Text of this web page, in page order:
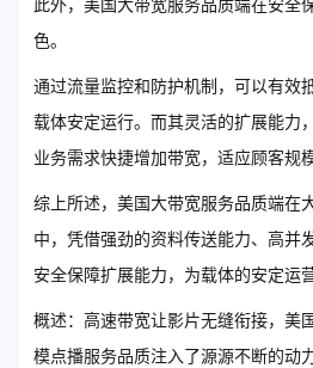
此外，美国大带宽服务品质端在安全
色。
通过流量监控和防护机制，可以有效
载体安定运行。而其灵活的扩展能力
业务需求快捷增加带宽，适应顾客规
综上所述，美国大带宽服务品质端在
中，凭借强劲的资料传送能力、高并
安全保障扩展能力，为载体的安定运
概述：高速带宽让影片无缝衔接，美
模点播服务品质注入了源源不断的动力